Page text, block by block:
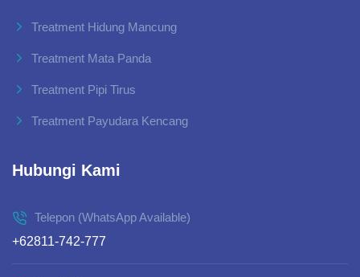
Treatment Hidung Mancung
Treatment Mata Panda
Treatment Pipi Tirus
Treatment Payudara Kencang
Hubungi Kami
Telepon (WhatsApp Available)
+62811-742-777